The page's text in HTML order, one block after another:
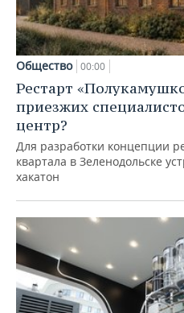
Общество 00:00
Рестарт
приезжих
центр?
Для разработки концепции
квартала в Зеленодольске
хакатон